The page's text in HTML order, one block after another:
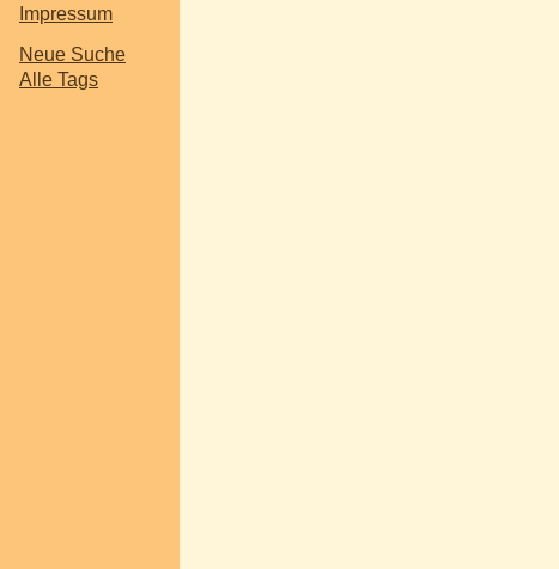
Impressum
Neue Suche
Alle Tags